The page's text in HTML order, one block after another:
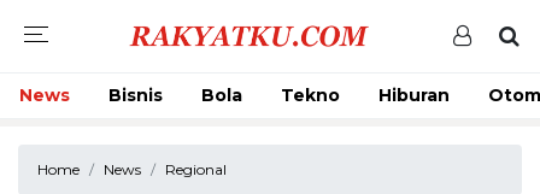
News Bisnis Bola Tekno Hiburan
Home News Regional